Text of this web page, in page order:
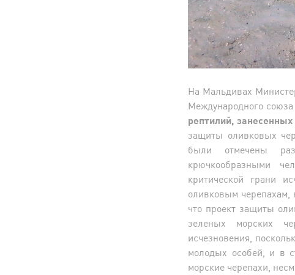
На Мальдивах
Международного
рептилий,
защиты оливковых
были отмечены
крючкообразными
критической грани
оливковым черепахам,
что проект защиты
зеленых морских
исчезновения,
молодых особей, и в
морские черепахи,